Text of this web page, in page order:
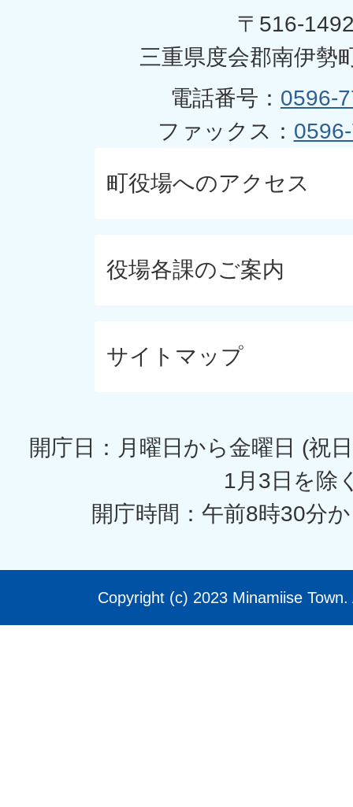
〒516-
三重県度会郡南伊勢
電話番号： 0596-
ファックス：
町役場へのアクセス
役場各課のご案内
サイトマップ
開庁日：月曜日から金曜日 (祝
1月3日を除
開庁時間：午前8時30分
Copyright (c) 2023 Minamiise